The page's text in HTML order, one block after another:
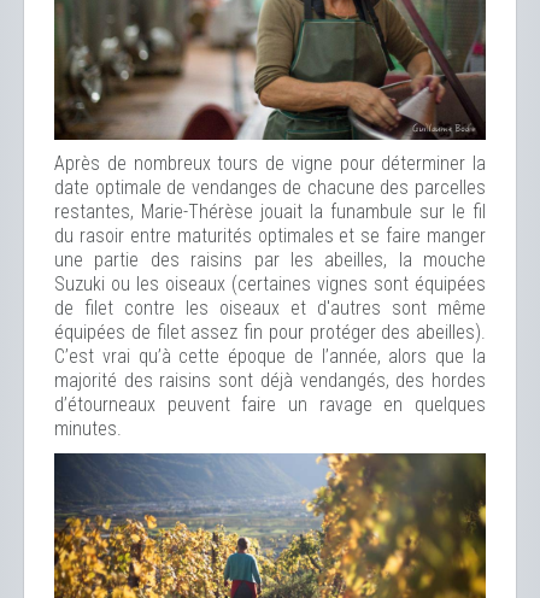
Après de nombreux tours de vigne pour déterminer la
date optimale de vendanges de chacune des parcelles
restantes, Marie-Thérèse jouait la funambule sur le fil
du rasoir entre maturités optimales et se faire manger
une partie des raisins par les abeilles, la mouche
Suzuki ou les oiseaux (certaines vignes sont équipées
de filet contre les oiseaux et d'autres sont même
équipées de filet assez fin pour protéger des abeilles).
C’est vrai qu’à cette époque de l’année, alors que la
majorité des raisins sont déjà vendangés, des hordes
d’étourneaux peuvent faire un ravage en quelques
minutes.